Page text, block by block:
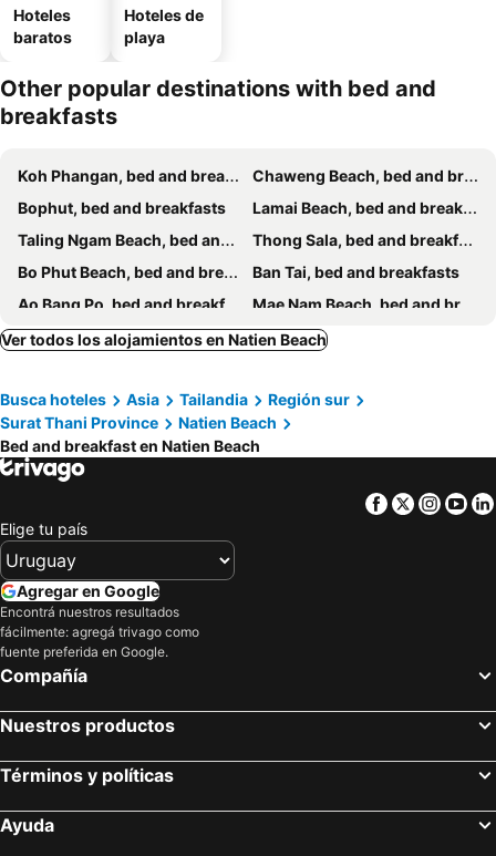
Hoteles
baratos
Hoteles de
playa
Other popular destinations with bed and
breakfasts
Koh Phangan, bed and breakfasts
Chaweng Beach, bed and breakfasts
Bophut, bed and breakfasts
Lamai Beach, bed and breakfasts
Taling Ngam Beach, bed and breakfasts
Thong Sala, bed and breakfasts
Bo Phut Beach, bed and breakfasts
Ban Tai, bed and breakfasts
Ao Bang Po, bed and breakfasts
Mae Nam Beach, bed and breakfasts
Ban Thong Nai Pan, bed and breakfasts
Lipa Noi, bed and breakfasts
Ver todos los alojamientos en Natien Beach
Busca hoteles Asia Tailandia
Región sur
Surat Thani Province
Natien Beach
Bed and breakfast en Natien Beach
Facebook
Twitter
Elige tu país
Agregar en Google
Encontrá nuestros resultados
fácilmente: agregá trivago como
fuente preferida en Google.
Compañía
Nuestros productos
Términos y políticas
Ayuda